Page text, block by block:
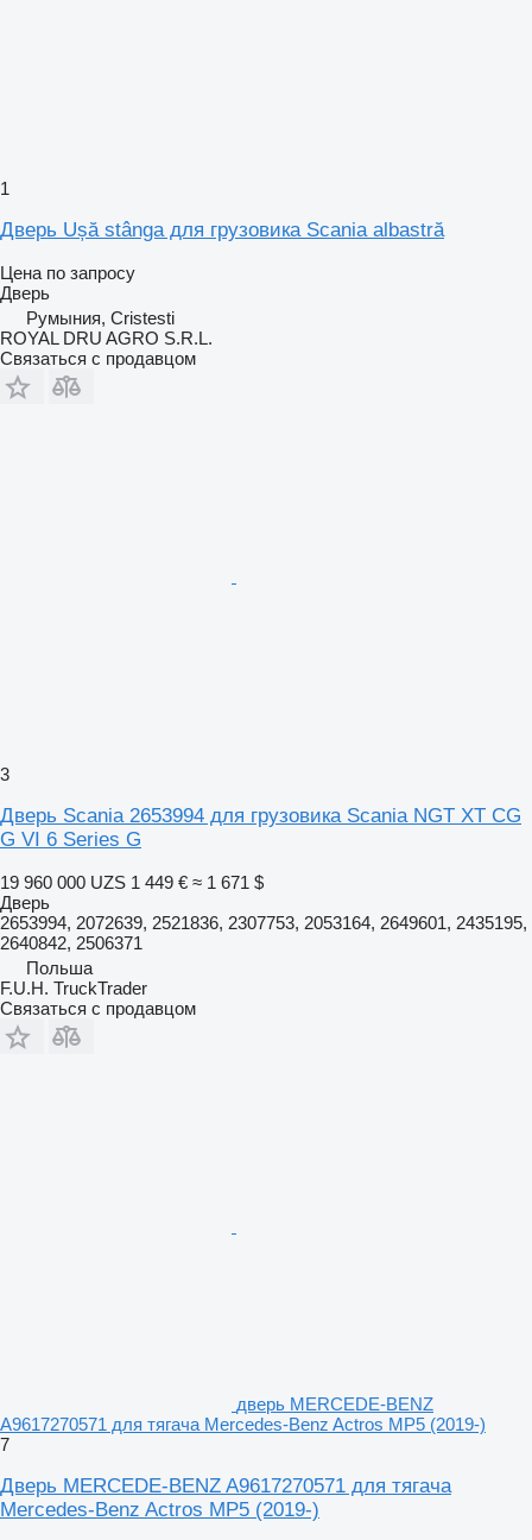
1
Дверь Ușă stânga для грузовика Scania albastră
Цена по запросу
Дверь
Румыния, Cristesti
ROYAL DRU AGRO S.R.L.
Связаться с продавцом
3
Дверь Scania 2653994 для грузовика Scania NGT XT CG
G VI 6 Series G
19 960 000 UZS 1 449 € ≈ 1 671 $
Дверь
2653994, 2072639, 2521836, 2307753, 2053164, 2649601, 2435195,
2640842, 2506371
Польша
F.U.H. TruckTrader
Связаться с продавцом
дверь MERCEDE-BENZ
A9617270571 для тягача Mercedes-Benz Actros MP5 (2019-)
7
Дверь MERCEDE-BENZ A9617270571 для тягача
Mercedes-Benz Actros MP5 (2019-)